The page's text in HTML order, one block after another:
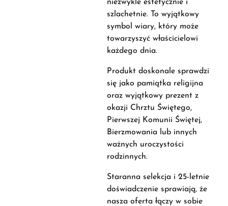
niezwykle estetycznie i
szlachetnie. To wyjątkowy
symbol wiary, który może
towarzyszyć właścicielowi
każdego dnia.
Produkt doskonale sprawdzi
się jako pamiątka religijna
oraz wyjątkowy prezent z
okazji Chrztu Świętego,
Pierwszej Komunii Świętej,
Bierzmowania lub innych
ważnych uroczystości
rodzinnych.
Staranna selekcja i 25-letnie
doświadczenie sprawiają, że
nasza oferta łączy w sobie